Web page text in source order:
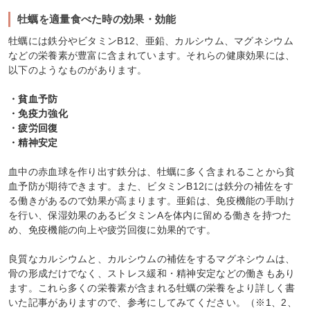
牡蠣を適量食べた時の効果・効能
牡蠣には鉄分やビタミンB12、亜鉛、カルシウム、マグネシウム
などの栄養素が豊富に含まれています。それらの健康効果には、
以下のようなものがあります。
・貧血予防
・免疫力強化
・疲労回復
・精神安定
血中の赤血球を作り出す鉄分は、牡蠣に多く含まれることから貧
血予防が期待できます。また、ビタミンB12には鉄分の補佐をす
る働きがあるので効果が高まります。亜鉛は、免疫機能の手助け
を行い、保湿効果のあるビタミンAを体内に留める働きを持つた
め、免疫機能の向上や疲労回復に効果的です。
良質なカルシウムと、カルシウムの補佐をするマグネシウムは、
骨の形成だけでなく、ストレス緩和・精神安定などの働きもあり
ます。これら多くの栄養素が含まれる牡蠣の栄養をより詳しく書
いた記事がありますので、参考にしてみてください。（※1、2、